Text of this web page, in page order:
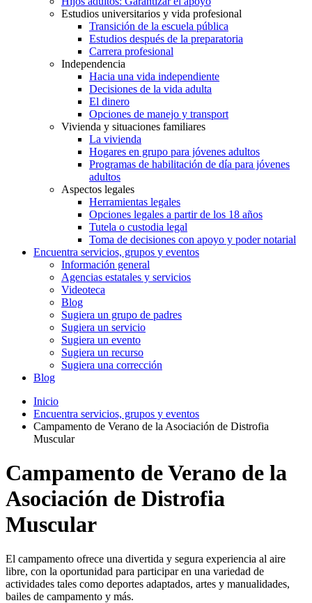
Estudios universitarios y vida profesional
Transición de la escuela pública
Estudios después de la preparatoria
Carrera profesional
Independencia
Hacia una vida independiente
Decisiones de la vida adulta
El dinero
Opciones de manejo y transport
Vivienda y situaciones familiares
La vivienda
Hogares en grupo para jóvenes adultos
Programas de habilitación de día para jóvenes
adultos
Aspectos legales
Herramientas legales
Opciones legales a partir de los 18 años
Tutela o custodia legal
Toma de decisiones con apoyo y poder notarial
Encuentra servicios, grupos y eventos
Información general
Agencias estatales y servicios
Videoteca
Blog
Sugiera un grupo de padres
Sugiera un servicio
Sugiera un evento
Sugiera un recurso
Sugiera una corrección
Blog
Inicio
Encuentra servicios, grupos y eventos
Campamento de Verano de la Asociación de Distrofia
Muscular
Campamento de Verano de la
Asociación de Distrofia
Muscular
El campamento ofrece una divertida y segura experiencia al aire
libre, con la oportunidad para participar en una variedad de
actividades tales como deportes adaptados, artes y manualidades,
bailes de campamento y más.